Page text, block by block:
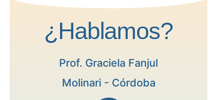
¿Hablamos?
Prof. Graciela Fanjul
Molinari - Córdoba